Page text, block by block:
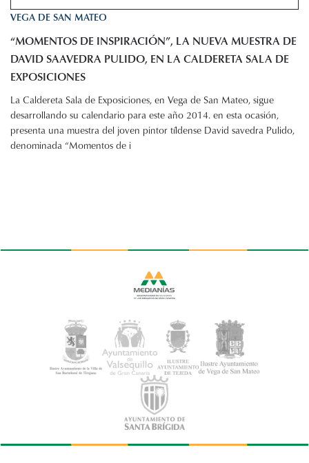
VEGA DE SAN MATEO
“MOMENTOS DE INSPIRACIÓN”, LA NUEVA MUESTRA DE
DAVID SAAVEDRA PULIDO, EN LA CALDERETA SALA DE
EXPOSICIONES
La Caldereta Sala de Exposiciones, en Vega de San Mateo, sigue
desarrollando su calendario para este año 2014. en esta ocasión,
presenta una muestra del joven pintor tíldense David savedra Pulido,
denominada “Momentos de i